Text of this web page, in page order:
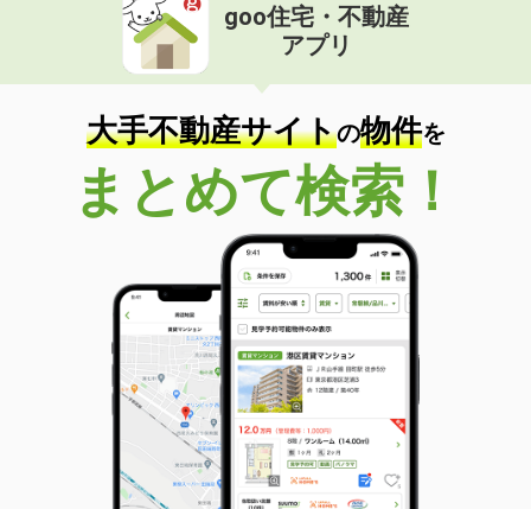
価 格
住 所
三重県津市桜橋２丁目
専有面積 50.01m²
間取り
1LDK
三重県津市半田
価 格
5.50万円
三重県津市半田
49.4m²
間取り
2DK
三重県津市南丸之内
価 格
4.10万円
住 所
三重県津市南丸之内
専有面積 52.38m²
間取り
3LDK
goo住宅・不動産
アプリ
大手不動産サイトの物件を
まとめて検索！